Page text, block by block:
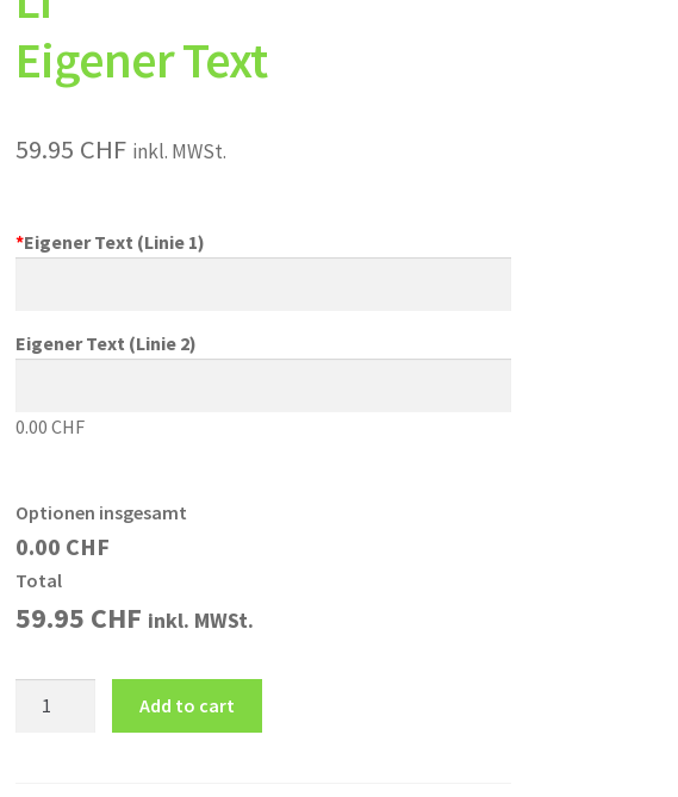
Eigener Text
59.95 CHF inkl. MWSt.
*Eigener Text (Linie 1)
Eigener Text (Linie 2)
0.00 CHF
Optionen insgesamt
0.00 CHF
Total
59.95 CHF inkl. MWSt.
Add to cart